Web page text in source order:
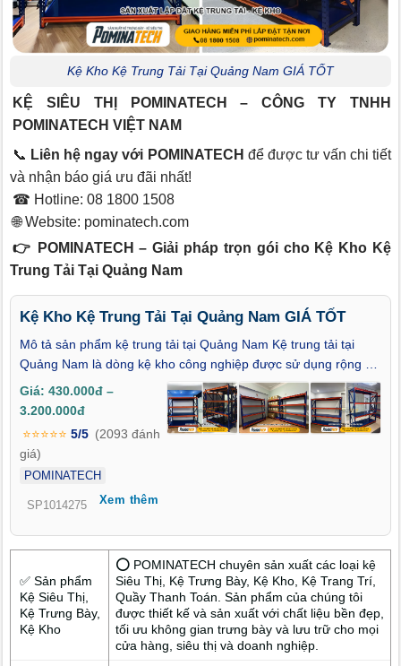
Kệ Kho Kệ Trung Tải Tại Quảng Nam GIÁ TỐT
KỆ SIÊU THỊ POMINATECH – CÔNG TY TNHH
POMINATECH VIỆT NAM
📞 Liên hệ ngay với POMINATECH để được tư vấn chi tiết
và nhận báo giá ưu đãi nhất!
☎ Hotline: 08 1800 1508
🌐 Website: pominatech.com
👉 POMINATECH – Giải pháp trọn gói cho Kệ Kho Kệ
Trung Tải Tại Quảng Nam
Kệ Kho Kệ Trung Tải Tại Quảng Nam GIÁ TỐT
Mô tả sản phẩm kệ trung tải tại Quảng Nam Kệ trung tải tại
Quảng Nam là dòng kệ kho công nghiệp được sử dụng rộng rãi
trong các nhà máy, cửa hàng, kho vật tư, kho linh kiện... với
khả năng chịu tải trung bình từ 150kg đến 800kg mỗi tầng. Kệ
được chế tạo bằng khung thép sơn tĩnh điện chống gỉ, mâm
tầng làm từ tôn dày hoặc gỗ ép công nghiệp, giúp tăng cường
độ cứng cáp và tuổi thọ. Thanh beam ngang có thể dễ dàng
điều chỉnh khoảng cách giữa các tầng để bố trí hàng hóa linh
hoạt theo chiều cao và kích thước thực tế.
Giá: 430.000đ –
3.200.000đ
⭐⭐⭐⭐⭐ 5/5 (2093 đánh
giá)
POMINATECH
SP1014275 Xem thêm
✅ Sản phẩm
Kệ Siêu Thị,
Kệ Trưng Bày,
Kệ Kho
⭕ POMINATECH chuyên sản xuất các loại kệ
Siêu Thị, Kệ Trưng Bày, Kệ Kho, Kệ Trang Trí,
Quầy Thanh Toán. Sản phẩm của chúng tôi
được thiết kế và sản xuất với chất liệu bền đẹp,
tối ưu không gian trưng bày và lưu trữ cho mọi
cửa hàng, siêu thị và doanh nghiệp.